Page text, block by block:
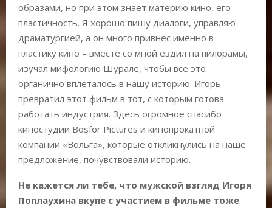
образами, но при этом знает материю кино, его
пластичность. Я хорошо пишу диалоги, управляю
драматургией, а он много привнес именно в
пластику кино – вместе со мной ездил на пилорамы,
изучал мифологию Шурале, чтобы все это
органично вплеталось в нашу историю. Игорь
превратил этот фильм в тот, с которым готова
работать индустрия. Здесь огромное спасибо
киностудии Bosfor Pictures и кинопрокатной
компании «Вольга», которые откликнулись на наше
предложение, почувствовали историю.
Не кажется ли тебе, что мужской взгляд Игоря
Поплаухина вкупе с участием в фильме тоже